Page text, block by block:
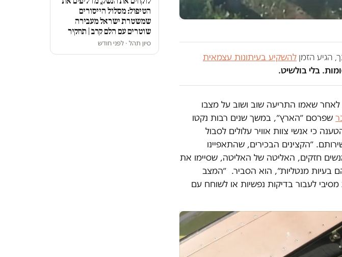
הגיע הזמן להשקיע בעיתונות עצמאית
בלי בולשיט.
שאמו התריעה שוב ושוב על מצבו
שפרסם ״הארץ״, במשך שנים רבות נקטו
כי אנשי צוות אוויר עלולים לסבול
״הקצינים הבכירים, שהתאפיינו
חזקים, האליטה של האליטה, שסיימו את
בעיות מנטליות״, הוא הסביר. ״המצב
לעבור בדיקות נפשיות או לשוחח עם
הטיפול: מסלול הייסורים
שמשטרת ישראל מעבירה
שוטרים עם הלם קרב | תחקיר
סיון תהל · לפני חודש